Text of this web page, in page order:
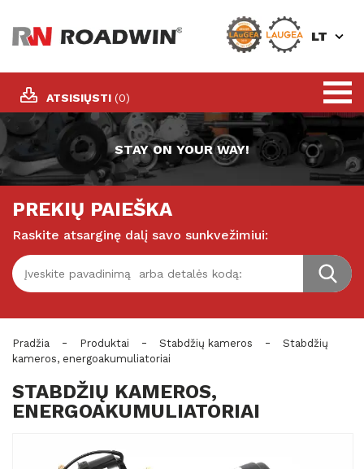
ATSISIŲSTI (0)
LT
STAY ON YOUR WAY!
PREKIŲ PAIEŠKA
Raskite atsarginę dalį savo sunkvežimiui:
Pradžia - Produktai - Stabdžių kameros -
Stabdžių
kameros, energoakumuliatoriai
STABDŽIŲ KAMEROS,
ENERGOAKUMULIATORIAI